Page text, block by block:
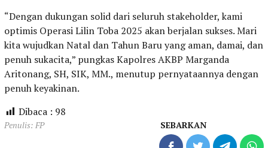
“Dengan dukungan solid dari seluruh stakeholder, kami
optimis Operasi Lilin Toba 2025 akan berjalan sukses. Mari
kita wujudkan Natal dan Tahun Baru yang aman, damai, dan
penuh sukacita,” pungkas Kapolres AKBP Marganda
Aritonang, SH, SIK, MM., menutup pernyataannya dengan
penuh keyakinan.
Dibaca : 98
Penulis: FP SEBARKAN